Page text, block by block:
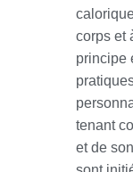
corps et
principe
tenant
et de